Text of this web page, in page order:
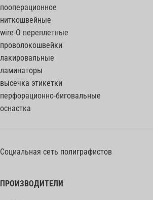
пооперационное
ниткошвейные
wire-O переплетные
проволокошвейки
лакировальные
ламинаторы
высечка этикетки
перфорационно-биговальные
оснастка
Социальная сеть полиграфистов
ПРОИЗВОДИТЕЛИ